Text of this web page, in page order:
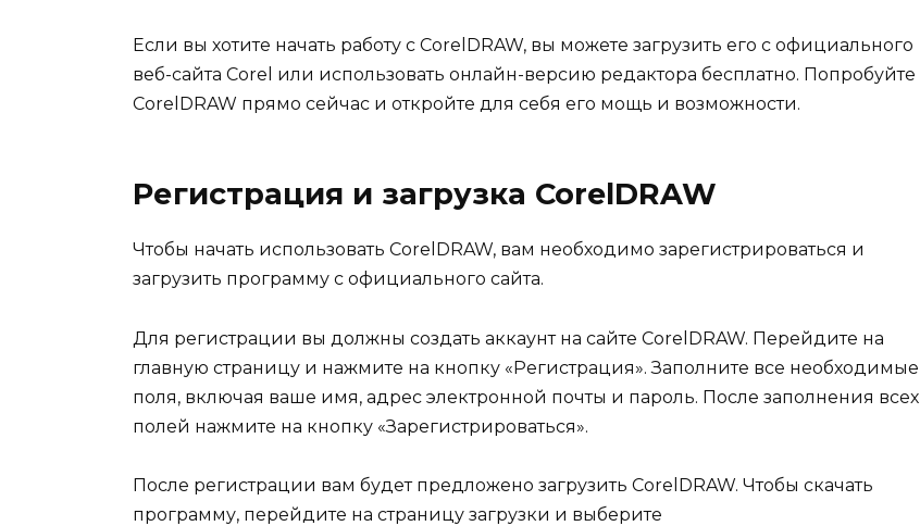
Если вы хотите начать работу с CorelDRAW, вы можете загрузить его с официального
веб-сайта Corel или использовать онлайн-версию редактора бесплатно. Попробуйте
CorelDRAW прямо сейчас и откройте для себя его мощь и возможности.
Регистрация и загрузка CorelDRAW
Чтобы начать использовать CorelDRAW, вам необходимо зарегистрироваться и
загрузить программу с официального сайта.
Для регистрации вы должны создать аккаунт на сайте CorelDRAW. Перейдите на
главную страницу и нажмите на кнопку «Регистрация». Заполните все необходимые
поля, включая ваше имя, адрес электронной почты и пароль. После заполнения всех
полей нажмите на кнопку «Зарегистрироваться».
После регистрации вам будет предложено загрузить CorelDRAW. Чтобы скачать
программу, перейдите на страницу загрузки и выберите